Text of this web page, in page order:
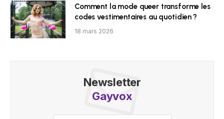
Comment la mode queer transforme les
codes vestimentaires au quotidien ?
18 mars 2026
Newsletter
Gayvox